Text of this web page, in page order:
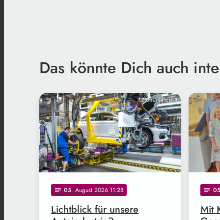
Das könnte Dich auch
Funkhaus Landshut
notes 05. August 2026 11:28
Lichtblick für unsere
notes 05
Mit